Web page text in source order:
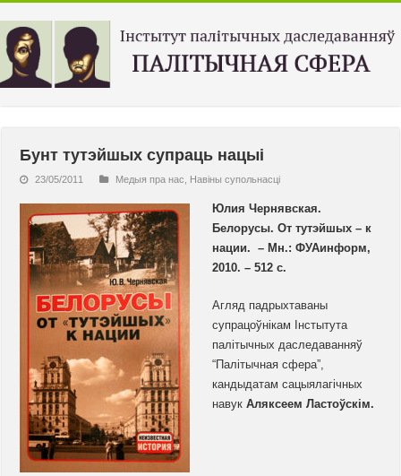
Бунт тутэйшых супраць нацыі
23/05/2011 Медыя пра нас Навiны супольнасцi
Юлия Чернявская.
Белорусы. От тутэйшых – к
нации. – Мн.: ФУАинформ,
2010. – 512 с.
Агляд падрыхтаваны
супрацоўнікам Інстытута
палітычных даследаванняў
“Палітычная сфера”,
кандыдатам сацыялагічных
навукАляксеем Ластоўскім.